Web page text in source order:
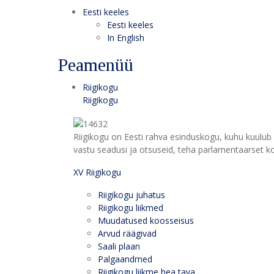
Eesti keeles
Eesti keeles
In English
Peamenüü
Riigikogu
Riigikogu
Riigikogu on Eesti rahva esinduskogu, kuhu
vastu seadusi ja otsuseid, teha parlamentaarset
XV Riigikogu
Riigikogu juhatus
Riigikogu liikmed
Muudatused koosseisus
Arvud räägivad
Saali plaan
Palgaandmed